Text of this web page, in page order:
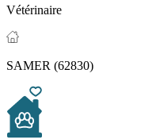
Vétérinaire
SAMER (62830)